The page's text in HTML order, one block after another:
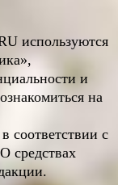
используются
и
на
соответствии с
средствах